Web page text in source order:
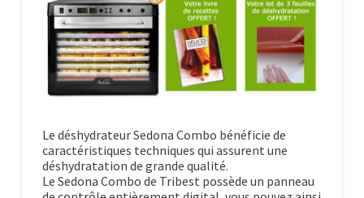
Le déshydrateur Sedona Combo bénéficie de
caractéristiques techniques qui assurent une
déshydratation de grande qualité.
Le Sedona Combo de Tribest possède un panneau